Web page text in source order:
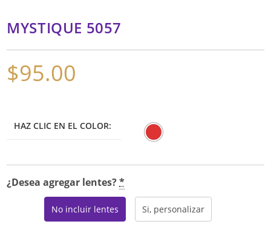
MYSTIQUE 5057
$95.00
HAZ CLIC EN EL COLOR:
¿Desea agregar lentes?*
No incluir lentes Si, personalizar